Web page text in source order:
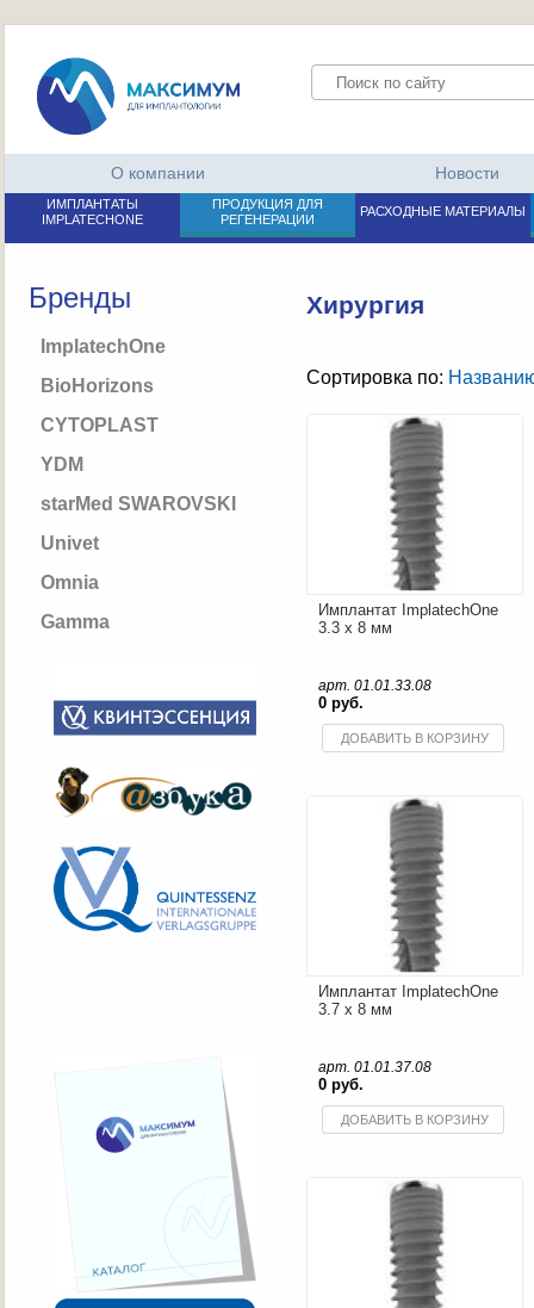
О компании Новости
ИМПЛАНТАТЫ
IMPLATECHONE
ПРОДУКЦИЯ ДЛЯ
РЕГЕНЕРАЦИИ
РАСХОДНЫЕ МАТЕРИАЛЫ
Бренды
ImplatechOne
BioHorizons
CYTOPLAST
YDM
starMed SWAROVSKI
Univet
Omnia
Gamma
Хирургия
Сортировка по:
Имплантат ImplatechOne
3.3 x 8 мм
арт. 01.01.33.08
0 руб.
ДОБАВИТЬ В КОРЗИНУ
Имплантат ImplatechOne
3.7 x 8 мм
арт. 01.01.37.08
0 руб.
ДОБАВИТЬ В КОРЗИНУ